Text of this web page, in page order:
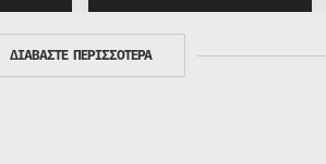
ΔΙΑΒΑΣΤΕ ΠΕΡΙΣΣΟΤΕΡΑ